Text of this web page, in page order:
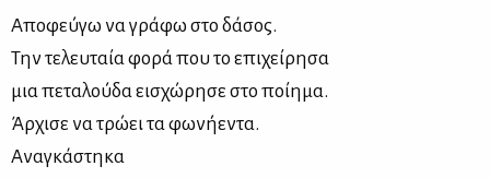
Απο­φεύ­γω να γρά­φω στο δά­σος.
Την τε­λευ­ταία φο­ρά που το επι­χεί­ρη­σα
μια πε­τα­λού­δα ει­σχώ­ρη­σε στο ποί­η­μα.
Άρ­χι­σε να τρώ­ει τα φω­νή­ε­ντα.
Ανα­γκά­στη­κα